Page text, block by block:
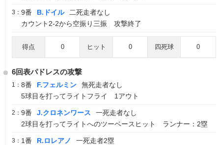
3： 9番 B.ドイル
二死走者なし
カウント2-2から空振り三振 攻撃終了
得点 0 ヒット 0 四死球 0
6回表パドレスの攻撃
1： 8番 F.フェルミン
無死走者なし
5球目を打ってライトフライ 1アウト
2： 9番 J.クロネンワース
一死走者なし
2球目を打ってライトへのツーベースヒット ランナー：2塁
3： 1番 R.ロレアノ
一死走者2塁